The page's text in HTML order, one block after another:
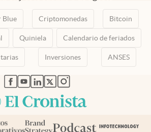
Blue Criptomonedas Bitcoin
Quiniela Calendario de feriados
Inversiones ANSES
abre en nueva pestaña
abre en nueva pestaña
abre en nueva pestaña
abre en nueva pestaña
abre en nueva pestaña